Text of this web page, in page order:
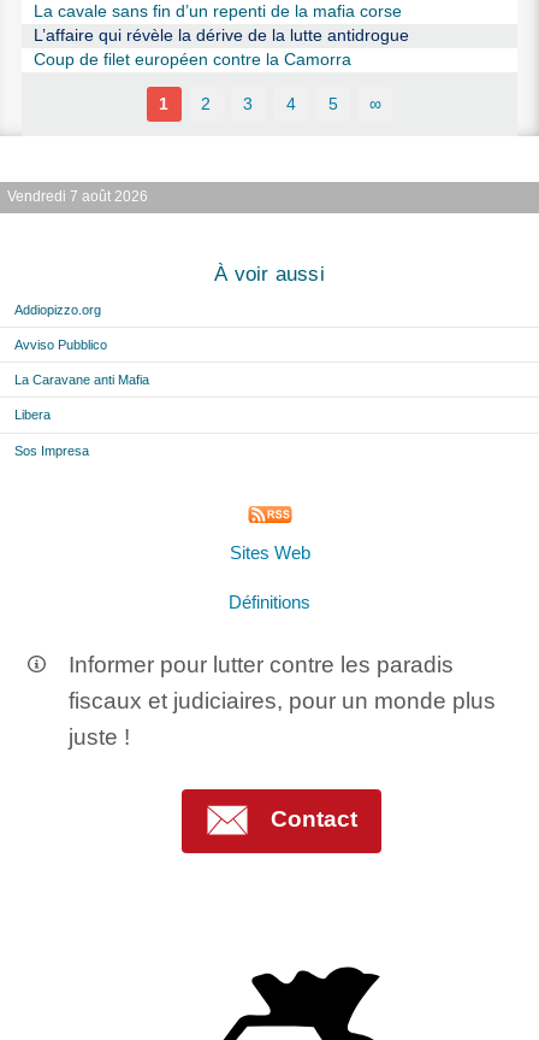
La cavale sans fin d’un repenti de la mafia corse
L’affaire qui révèle la dérive de la lutte antidrogue
Coup de filet européen contre la Camorra
1 2 3 4 5 ∞
Vendredi 7 août 2026
À voir aussi
Addiopizzo.org
Avviso Pubblico
La Caravane anti Mafia
Libera
Sos Impresa
Sites Web
Définitions
Informer pour lutter contre les paradis
fiscaux et judiciaires, pour un monde plus
juste !
Contact